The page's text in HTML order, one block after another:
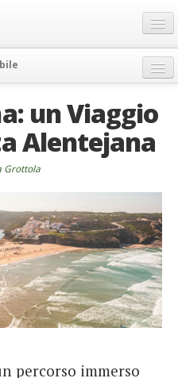
un Viaggio
Alentejana
Grottola
percorso immerso